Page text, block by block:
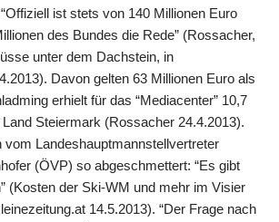
ist stets von 140 Millionen Euro
des Bundes die Rede” (Rossacher,
unter dem Dachstein, in
Davon gelten 63 Millionen Euro als
erhielt für das “Mediacenter” 10,7
Steiermark (Rossacher 24.4.2013).
vom Landeshauptmannstellvertreter
(ÖVP) so abgeschmettert: “Es gibt
(Kosten der Ski-WM und mehr im Visier
14.5.2013). “Der Frage nach